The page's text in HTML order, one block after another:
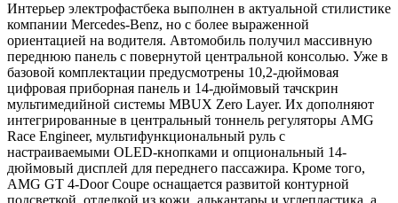
Интерьер электрофастбека выполнен в актуальной стилистике
компании Mercedes-Benz, но с более выраженной
ориентацией на водителя. Автомобиль получил массивную
переднюю панель с повернутой центральной консолью. Уже в
базовой комплектации предусмотрены 10,2-дюймовая
цифровая приборная панель и 14-дюймовый тачскрин
мультимедийной системы MBUX Zero Layer. Их дополняют
интегрированные в центральный тоннель регуляторы AMG
Race Engineer, мультифункциональный руль с
настраиваемыми OLED-кнопками и опциональный 14-
дюймовый дисплей для переднего пассажира. Кроме того,
AMG GT 4-Door Coupe оснащается развитой контурной